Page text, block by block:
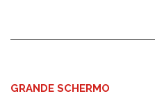
GRANDE SCHERMO